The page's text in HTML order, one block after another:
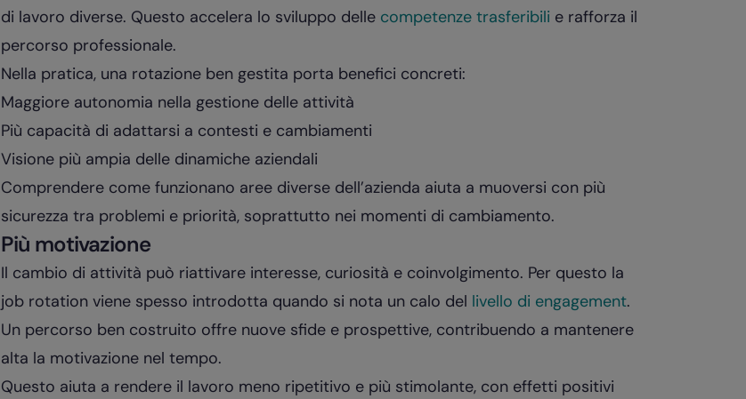
di lavoro diverse. Questo accelera lo sviluppo delle competenze trasferibili e rafforza il
percorso professionale.
Nella pratica, una rotazione ben gestita porta benefici concreti:
Maggiore autonomia nella gestione delle attività
Più capacità di adattarsi a contesti e cambiamenti
Visione più ampia delle dinamiche aziendali
Comprendere come funzionano aree diverse dell’azienda aiuta a muoversi con più
sicurezza tra problemi e priorità, soprattutto nei momenti di cambiamento.
Più motivazione
Il cambio di attività può riattivare interesse, curiosità e coinvolgimento. Per questo la
job rotation viene spesso introdotta quando si nota un calo del livello di engagement.
Un percorso ben costruito offre nuove sfide e prospettive, contribuendo a mantenere
alta la motivazione nel tempo.
Questo aiuta a rendere il lavoro meno ripetitivo e più stimolante, con effetti positivi